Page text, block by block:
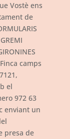
Vostè ens
de
camps
el
972 63
enviant un
presa de